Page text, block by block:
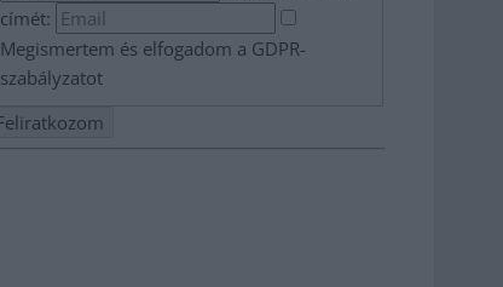
címét:
Megismertem és elfogadom a GDPR-
szabályzatot